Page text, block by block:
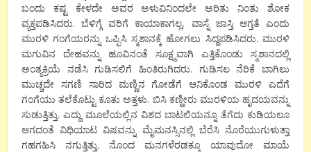
ಬಂದು ಕಷ್ಟ ಕೇಳದೇ ಅವರ ಅಳುವಿನಿಂದಲೇ ಅರಿತು ನಿಂತು ಶೋಕ
ವ್ಯಕ್ತಪಡಿಸಿದರು. ಬೆಳಿಗ್ಗೆ ವರಿಗೆ ಕಾಯಾಕಾಗಲ್ಲ, ವಾಸ್ನೆ ಜಾಸ್ತಿ ಆಗ್ತತೆ ಎಂದು
ಮುರಳಿ ಗಂಗೆಯರನ್ನು ಒಪ್ಪಿಸಿ ಸ್ಮಶಾನಕ್ಕೆ ಹೋಗಲು ಸಿದ್ದಪಡಿಸಿದರು. ಮುರಳಿ
ಮಗುವಿನ ದೇಹವನ್ನು ಹೂವಿನಂತೆ ಸೂಕ್ಷ್ಮವಾಗಿ ಎತ್ತಿಕೊಂಡು ಸ್ಮಶಾನದಲ್ಲಿ
ಅಂತ್ಯಕ್ರಿಯೆ ನಡೆಸಿ ಗುಡಿಸಲಿಗೆ ಹಿಂತಿರುಗಿದರು. ಗುಡಿಸಲ ನೆರಿಕೆ ಬಾಗಿಲು
ಮುಚ್ಚದೇ ಸಗಣಿ ಸಾರಿದ ಮಣ್ಣಿನ ಗೋಡೆಗೆ ಆನಿಕೊಂಡ ಮುರಳಿ ಎದೆಗೆ
ಗಂಗೆಯು ತಲೆಕೊಟ್ಟು ಕೂತು ಅತ್ತಳು. ಬಿಸಿ ಕಣ್ಣೀರು ಮುರಳಿಯ ಹೃದಯವನ್ನು
ಸುಡುತ್ತಿತ್ತು. ಎದ್ದು ಮೂಲೆಯಲ್ಲಿನ ವಿಶದ ಬಾಟಲಿಯನ್ನೂ ತೆಗೆದು ಕುಡಿಯಲೂ
ಆಗದಂತೆ ವಿಧಿಯಾಟ ವಿಷವನ್ನು ಮೈಮನಸ್ಸಿನಲ್ಲಿ ಬೆರೆಸಿ ನೊರೆಯುಗುಳುತ್ತಾ
ಗಹಗಹಿಸಿ ನಗುತ್ತಿತ್ತು. ನೊಂದ ಮನಗಳೆರಡಕ್ಕೂ ಯಾವುದೋ ಮಾಯೆ